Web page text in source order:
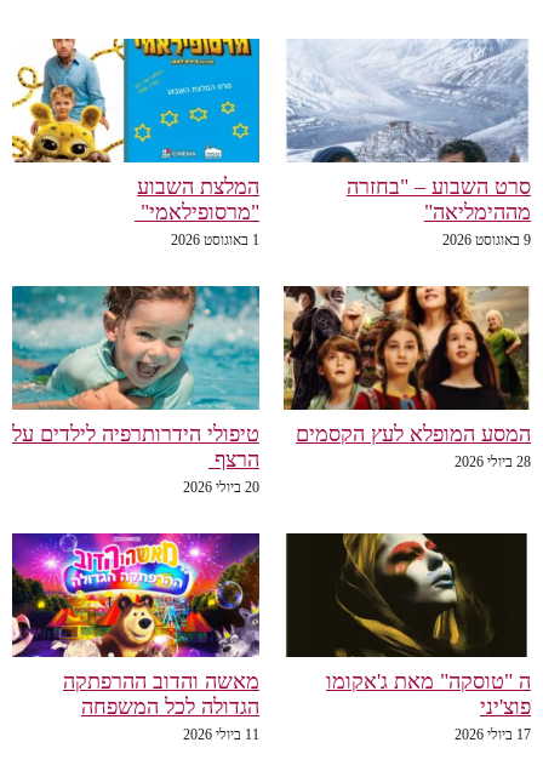
סרט השבוע – "בחזרה
מההימליאה"
9 באוגוסט 2026
המלצת השבוע
"מרסופילאמי"
1 באוגוסט 2026
המסע המופלא לעץ הקסמים
28 ביולי 2026
טיפולי הידרותרפיה לילדים על
הרצף
20 ביולי 2026
ה "טוסקה" מאת ג'אקומו
פוצ'יני
17 ביולי 2026
מאשה והדוב ההרפתקה
הגדולה לכל המשפחה
11 ביולי 2026